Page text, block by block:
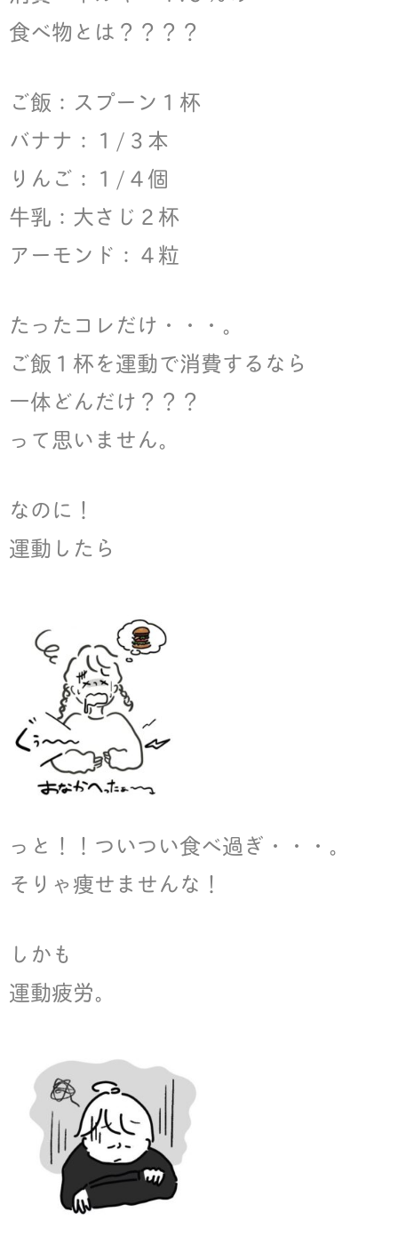
食べ物とは？？？？
ご飯：スプーン１杯
バナナ：１/３本
りんご：１/４個
牛乳：大さじ２杯
アーモンド：４粒
たったコレだけ・・・。
ご飯１杯を運動で消費するなら
一体どんだけ？？？
って思いません。
なのに！
運動したら
っと！！ついつい食べ過ぎ・・・。
そりゃ痩せませんな！
しかも
運動疲労。